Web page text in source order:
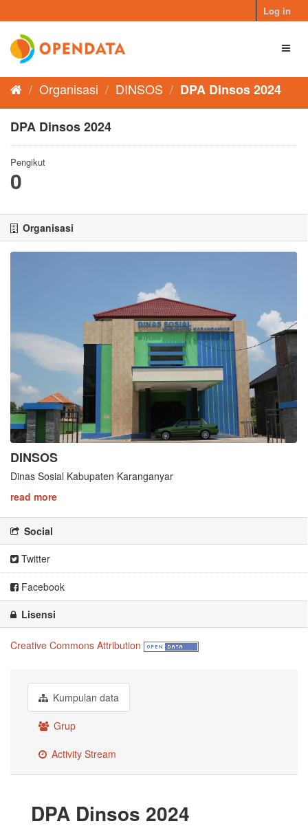
to
content
Log in
Organisasi DINSOS DPA Dinsos 2024
DPA Dinsos 2024
Pengikut
0
Organisasi
DINSOS
Dinas Sosial Kabupaten Karanganyar
read more
Social
Twitter
Facebook
Lisensi
Creative Commons Attribution
Kumpulan data
Grup
Activity Stream
DPA Dinsos 2024